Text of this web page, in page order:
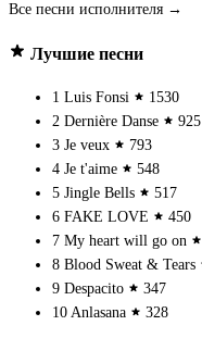
Все песни исполнителя →
Лучшие песни
1 Luis Fonsi
1530
2 Dernière Danse
925
3 Je veux
793
4 Je t'aime
548
5 Jingle Bells
517
6 FAKE LOVE
450
7 My heart will go on
8 Blood Sweat & Tears
9 Despacito
347
10 Anlasana 328